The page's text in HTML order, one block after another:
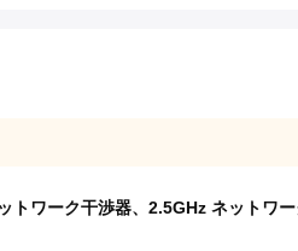
トワーク干渉器、2.5GHz ネットワ